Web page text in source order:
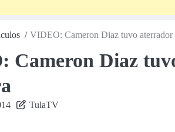
VIDEO: Cameron Diaz tuvo aterrador
Cameron Diaz
TulaTV